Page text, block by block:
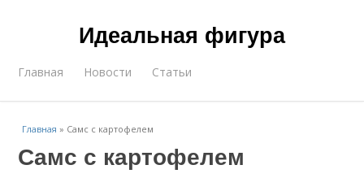
Идеальная фигура
Главная Новости Статьи
Главная » Самс с картофелем
Самс с картофелем